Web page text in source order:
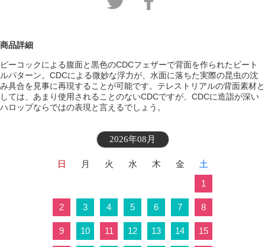
商品詳細
ピーコックによる腹面と黒色のCDCフェザーで背面を作られたビート
ルパターン。CDCによる微妙な浮力が、水面に落ちた実際の昆虫の沈
み具合を見事に再現することが可能です。テレストリアルの背面素材と
しては、あまり使用されることのないCDCですが、CDCに造詣が深い
ハロップならではの表現と言えるでしょう。
2026年08月
日 月 火 水 木 金
土
1
2 3 4 5 6 7 8
9 10 11 12 13 14 15